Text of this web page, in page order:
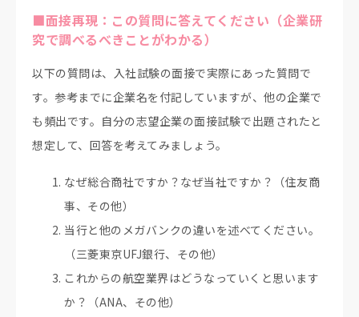
■面接再現：この質問に答えてください（企業研
究で調べるべきことがわかる）
以下の質問は、入社試験の面接で実際にあった質問で
す。参考までに企業名を付記していますが、他の企業で
も頻出です。自分の志望企業の面接試験で出題されたと
想定して、回答を考えてみましょう。
なぜ総合商社ですか？なぜ当社ですか？（住友商
事、その他）
当行と他のメガバンクの違いを述べてください。
（三菱東京UFJ銀行、その他）
これからの航空業界はどうなっていくと思います
か？（ANA、その他）